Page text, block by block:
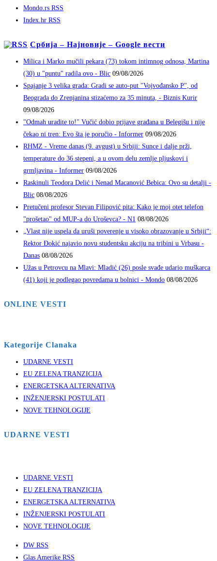
Mondo.rs RSS
Index.hr RSS
Србија – Најновије – Google вести
Milica i Marko mučili pekara (73) tokom intimnog odnosa, Martina
(30) u "puntu" radila ovo - Blic 09/08/2026
Spajanje 3 velika grada: Gradi se auto-put "Vojvođansko P", od
Beograda do Zrenjanina stizaćemo za 35 minuta, - Biznis Kurir
09/08/2026
"Odmah uradite to!" Vučić dobio prijave građana u Belegišu i nije
čekao ni tren: Evo šta je poručio - Informer 09/08/2026
RHMZ - Vreme danas (9. avgust) u Srbiji: Sunce i dalje prži,
temperature do 36 stepeni, a u ovom delu zemlje pljuskovi i
grmljavina - Informer 09/08/2026
Raskinuli Teodora Delić i Nenad Macanović Bebica: Ovo su detalji -
Blic 08/08/2026
Pretučeni profesor Stevan Filipović pita: Kako je moj otet telefon
"prošetao" od MUP-a do Uroševca? - N1 08/08/2026
„Vlast nije uspela da uruši poverenje u visoko obrazovanje u Srbiji“:
Rektor Đokić najavio novu studentsku akciju na tribini u Vrbasu -
Danas 08/08/2026
Užas u Petrovcu na Mlavi: Mladić (26) posle svađe udario muškarca
(41) koji je podlegao povredama u bolnici - Mondo 08/08/2026
ONLINE VESTI
Kategorije Clanaka
UDARNE VESTI
EU ZELENA TRANZICIJA
ENERGETSKA ALTERNATIVA
INŽENJERSKI POSTULATI
NOVE TEHNOLOGIJE
UDARNE VESTI
UDARNE VESTI
EU ZELENA TRANZICIJA
ENERGETSKA ALTERNATIVA
INŽENJERSKI POSTULATI
NOVE TEHNOLOGIJE
DW RSS
Glas Amerike RSS